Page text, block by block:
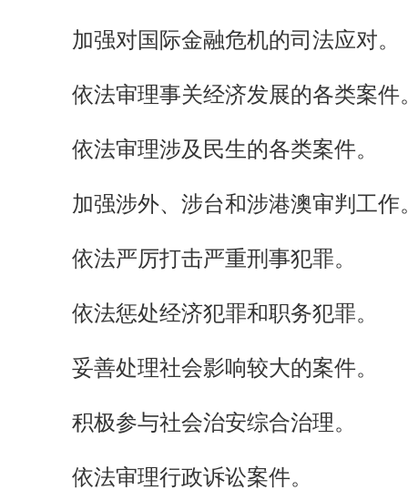
加强对国际金融危机的司法应对。
依法审理事关经济发展的各类案件
依法审理涉及民生的各类案件。
加强涉外、涉台和涉港澳审判工作
依法严厉打击严重刑事犯罪。
依法惩处经济犯罪和职务犯罪。
妥善处理社会影响较大的案件。
积极参与社会治安综合治理。
依法审理行政诉讼案件。